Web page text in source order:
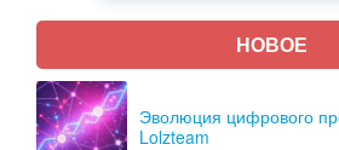
НОВОЕ
Эволюция цифрового
Lolzteam